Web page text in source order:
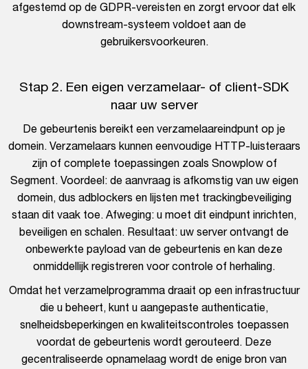
afgestemd op de GDPR-vereisten en zorgt ervoor dat elk
downstream-systeem voldoet aan de
gebruikersvoorkeuren.
Stap 2. Een eigen verzamelaar- of client-SDK
naar uw server
De gebeurtenis bereikt een verzamelaareindpunt op je
domein. Verzamelaars kunnen eenvoudige HTTP-luisteraars
zijn of complete toepassingen zoals Snowplow of
Segment. Voordeel: de aanvraag is afkomstig van uw eigen
domein, dus adblockers en lijsten met trackingbeveiliging
staan dit vaak toe. Afweging: u moet dit eindpunt inrichten,
beveiligen en schalen. Resultaat: uw server ontvangt de
onbewerkte payload van de gebeurtenis en kan deze
onmiddellijk registreren voor controle of herhaling.
Omdat het verzamelprogramma draait op een infrastructuur
die u beheert, kunt u aangepaste authenticatie,
snelheidsbeperkingen en kwaliteitscontroles toepassen
voordat de gebeurtenis wordt gerouteerd. Deze
gecentraliseerde opnamelaag wordt de enige bron van